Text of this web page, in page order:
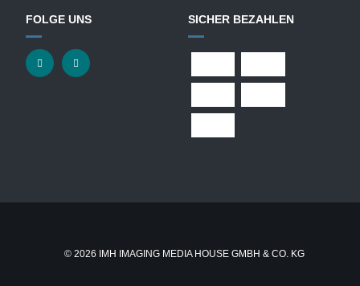
FOLGE UNS SICHER BEZAHLEN
© 2026 IMH IMAGING MEDIA HOUSE GMBH & CO. KG